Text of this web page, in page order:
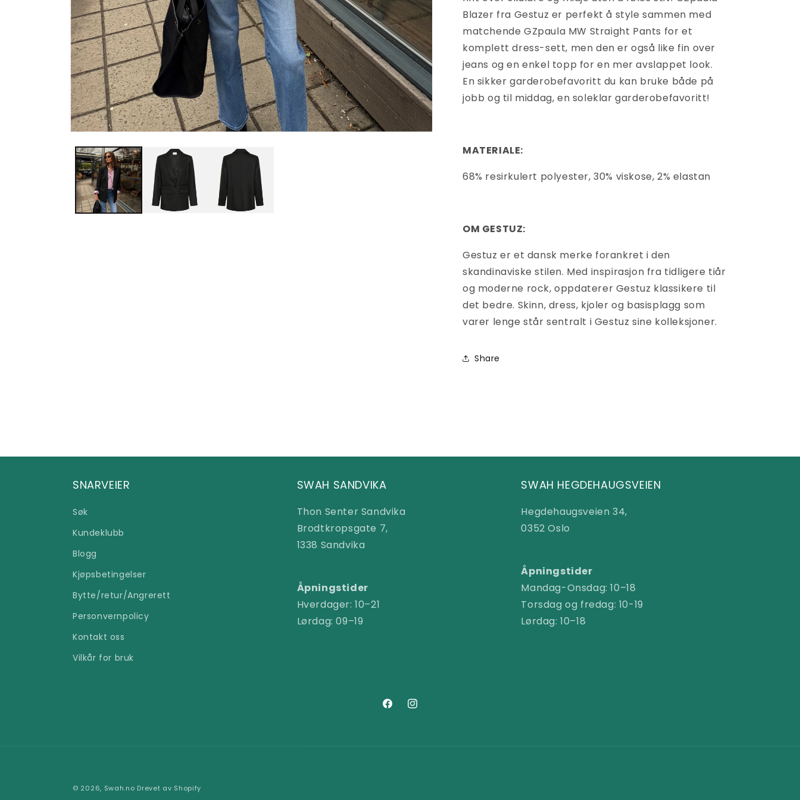
Blazer fra Gestuz er perfekt å style sammen med
matchende GZpaula MW Straight Pants for et
komplett dress-sett, men den er også like fin over
jeans og en enkel topp for en mer avslappet look.
En sikker garderobefavoritt du kan bruke både på
jobb og til middag, en soleklar garderobefavoritt!
MATERIALE:
68% resirkulert polyester, 30% viskose, 2% elastan
OM GESTUZ:
Gestuz er et dansk merke forankret i den
skandinaviske stilen. Med inspirasjon fra tidligere tiår
og moderne rock, oppdaterer Gestuz klassikere til
det bedre. Skinn, dress, kjoler og basisplagg som
varer lenge står sentralt i Gestuz sine kolleksjoner.
Share
SNARVEIER
Søk
Kundeklubb
Blogg
Kjøpsbetingelser
Bytte/retur/Angrerett
Personvernpolicy
Kontakt oss
Vilkår for bruk
SWAH SANDVIKA
Thon Senter Sandvika
Brodtkropsgate 7,
1338 Sandvika
Åpningstider
Hverdager: 10–21
Lørdag: 09–19
SWAH HEGDEHAUGSVEIEN
Hegdehaugsveien 34,
0352 Oslo
Åpningstider
Mandag-Onsdag: 10–18
Torsdag og fredag: 10-19
Lørdag: 10–18
FacebookInstagram
© 2026, Swah.no Drevet av Shopify